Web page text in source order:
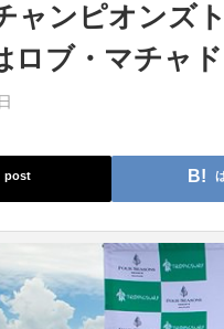
ャンピオンズ
ロブ・マチャド
post